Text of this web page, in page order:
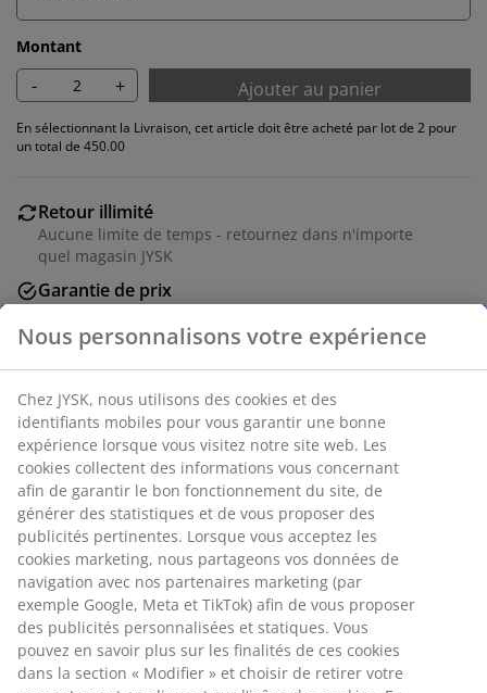
Montant
- + Ajouter au panier
En sélectionnant la Livraison, cet article doit être acheté par lot de 2 pour
un total de 450.00
Retour illimité
Aucune limite de temps - retournez dans n'importe
quel magasin JYSK
Garantie de prix
Options de livraison flexibles
Livraison rapide et facile
Fauteuil lounge en aluminium et polyrotin. Réglage
progressif du dossier et du repose-pieds. Incl. coussins
haut de gamme avec housse résistante à structure
tissée. l66 x H102 x P78 cm
Numéro d’article: 3700423
Instructions de montage